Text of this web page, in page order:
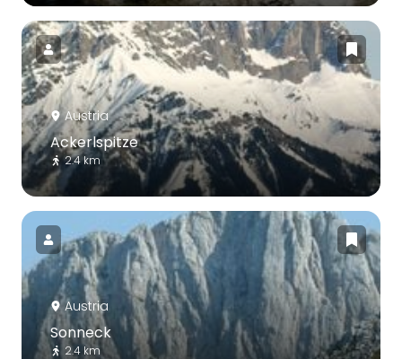
Austria
Ackerlspitze
2.4 km
Austria
Sonneck
2.4 km